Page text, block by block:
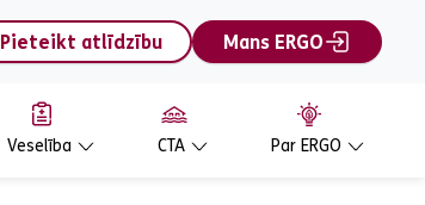
Pieteikt atlīdzību Mans ERGO
Veselība CTA Par ERGO